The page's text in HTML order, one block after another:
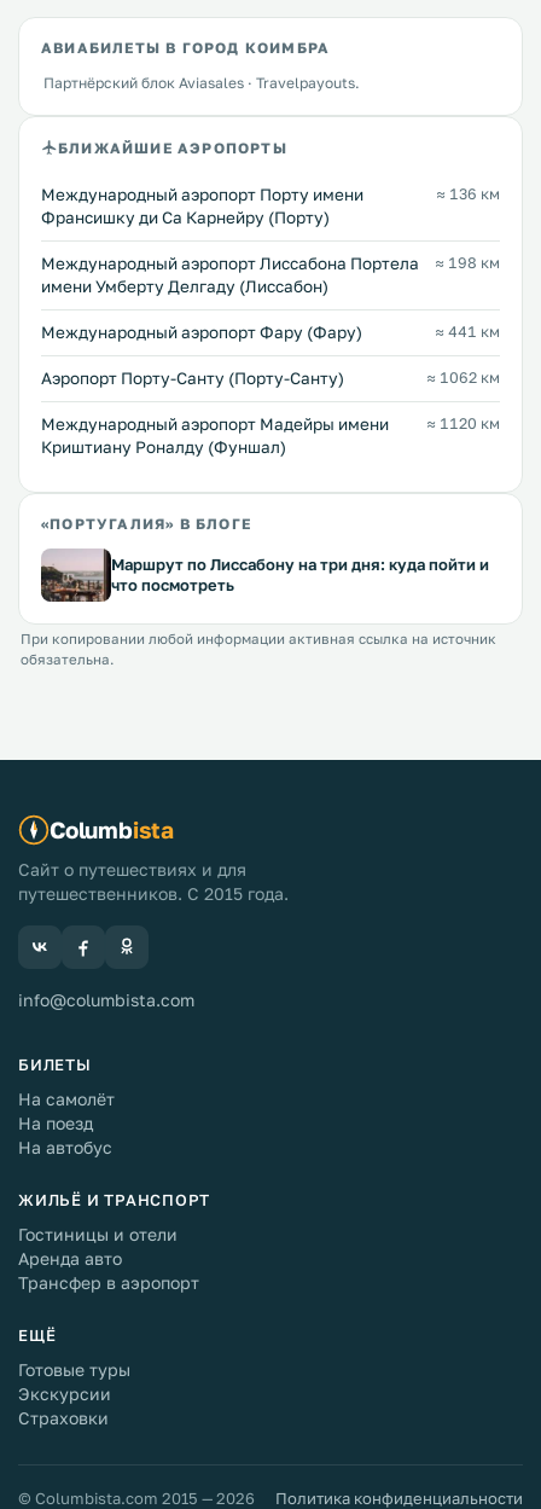
АВИАБИЛЕТЫ В ГОРОД КОИМБРА
Партнёрский блок Aviasales · Travelpayouts.
БЛИЖАЙШИЕ АЭРОПОРТЫ
Международный аэропорт Порту имени
Франсишку ди Са Карнейру (Порту)
≈ 136 км
Международный аэропорт Лиссабона Портела
имени Умберту Делгаду (Лиссабон)
≈ 198 км
Международный аэропорт Фару (Фару) ≈ 441 км
Аэропорт Порту-Санту (Порту-Санту) ≈ 1062 км
Международный аэропорт Мадейры имени
Криштиану Роналду (Фуншал)
≈ 1120 км
«ПОРТУГАЛИЯ» В БЛОГЕ
Маршрут по Лиссабону на три дня: куда пойти и
что посмотреть
При копировании любой информации активная ссылка на источник
обязательна.
Columbista
Сайт о путешествиях и для
путешественников. С 2015 года.
info@columbista.com
БИЛЕТЫ
На самолёт
На поезд
На автобус
ЖИЛЬЁ И ТРАНСПОРТ
Гостиницы и отели
Аренда авто
Трансфер в аэропорт
ЕЩЁ
Готовые туры
Экскурсии
Страховки
© Columbista.com 2015 — 2026 Политика конфиденциальности